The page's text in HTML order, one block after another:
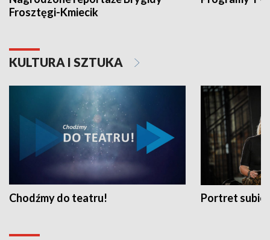
Frosztęgi-Kmiecik
KULTURA I SZTUKA
Chodźmy do teatru! Portret